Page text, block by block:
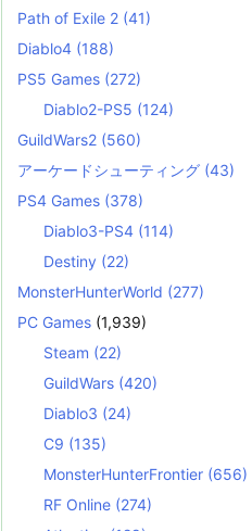
Path of Exile 2 (41)
Diablo4 (188)
PS5 Games (272)
Diablo2-PS5 (124)
GuildWars2 (560)
アーケードシューティング (43)
PS4 Games (378)
Diablo3-PS4 (114)
Destiny (22)
MonsterHunterWorld (277)
PC Games (1,939)
Steam (22)
GuildWars (420)
Diablo3 (24)
C9 (135)
MonsterHunterFrontier (656)
RF Online (274)